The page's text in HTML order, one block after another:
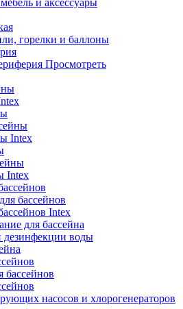
и аксессуары
горелки и баллоны
Просмотреть
Intex
Intex
бассейнов
Intex
для бассейна
дезинфекции воды
бассейнов
насосов и хлорогенераторов